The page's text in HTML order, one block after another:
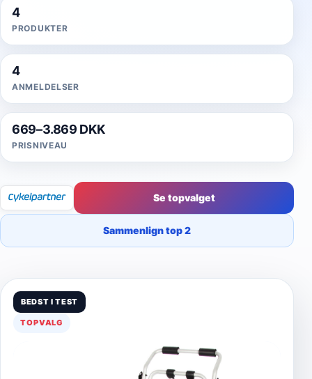
4
PRODUKTER
4
ANMELDELSER
669–3.869 DKK
PRISNIVEAU
Se topvalget
Sammenlign top 2
BEDST I TEST
TOPVALG